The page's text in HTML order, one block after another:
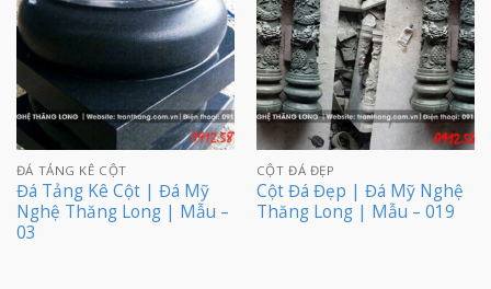
ĐÁ TẢNG KÊ CỘT
Đá Tảng Kê Cột | Đá Mỹ
Nghệ Thăng Long | Mẫu –
03
CỘT ĐÁ ĐẸP
Cột Đá Đẹp | Đá Mỹ Nghệ
Thăng Long | Mẫu – 019